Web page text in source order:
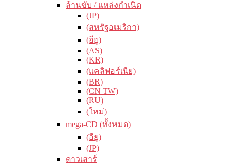
ล้านขับ / แหล่งกำเนิด
(JP)
(สหรัฐอเมริกา)
(อียู)
(AS)
(KR)
(แคลิฟอร์เนีย)
(BR)
(CN TW)
(RU)
(ใหม่)
mega-CD (ทั้งหมด)
(อียู)
(JP)
ดาวเสาร์